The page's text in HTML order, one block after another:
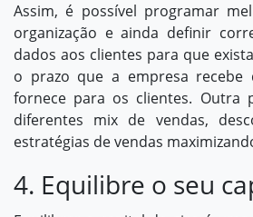
Assim, é possível programar
organização e ainda definir
dados aos clientes para que
o prazo que a empresa recebe
fornece para os clientes. Outra
diferentes mix de vendas,
estratégias de vendas
4. Equilibre o seu